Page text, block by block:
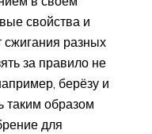
свойства и
сжигания разных
за правило не
берёзу и
таким образом
для